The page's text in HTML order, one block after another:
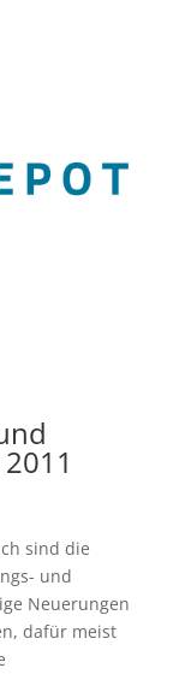
sind die
und
Neuerungen
dafür meist